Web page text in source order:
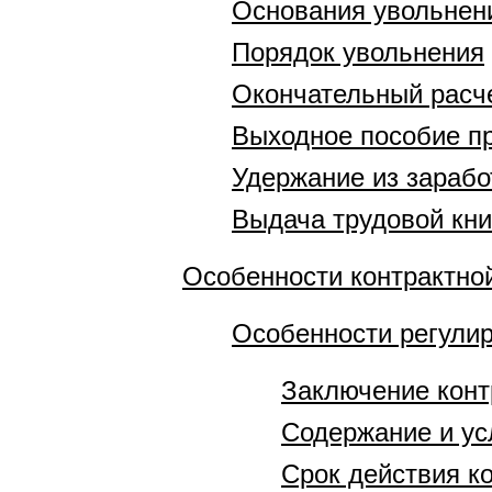
Основания
Порядок увольнения
Окончательный
Выходное пособие
Удержание из
Выдача трудовой
Особенности
Особенности
Заключение
Содержание и
Срок действия